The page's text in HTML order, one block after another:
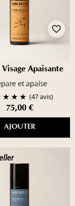
favorite_border
Apaisante
et apaise
(47 avis)
75,00 €
AJOUTER